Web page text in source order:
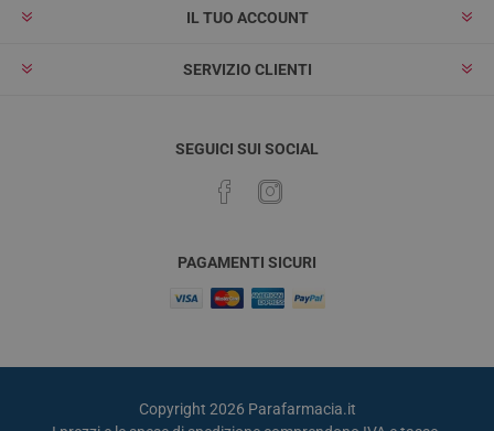
IL TUO ACCOUNT
SERVIZIO CLIENTI
SEGUICI SUI SOCIAL
PAGAMENTI SICURI
Copyright 2026 Parafarmacia.it